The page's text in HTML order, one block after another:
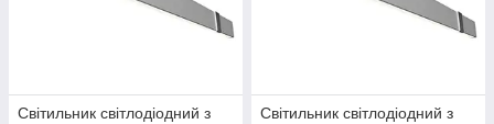
Світильник світлодіодний з
Світильник світлодіодний з